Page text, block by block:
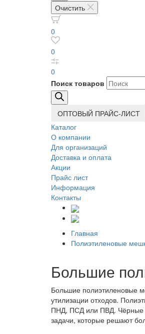
Очистить
0
0
0
Поиск товаров
ОПТОВЫЙ ПРАЙС-ЛИСТ
Каталог
О компании
Для организаций
Доставка и оплата
Акции
Прайс лист
Информация
Контакты
Главная
Полиэтиленовые
Большие
Большие полиэтиленовые
утилизации отходов.
ПНД, ПСД или ПВД. Чёрные
задачи, которые решают